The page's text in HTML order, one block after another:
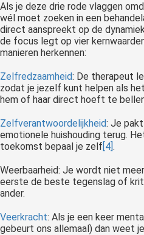
Als je deze drie rode vlaggen
wél moet zoeken in een
direct aanspreekt op de
de focus legt op vier
manieren herkennen:
Zelfredzaamheid: De therapeut
zodat je jezelf kunt helpen als
hem of haar direct hoeft te
Zelfverantwoordelijkheid: Je
emotionele huishouding terug.
toekomst bepaal je zelf [4] .
Weerbaarheid: Je wordt niet
eerste de beste tegenslag of
ander.
Veerkracht: Als je een keer
gebeurt ons allemaal) dan weet